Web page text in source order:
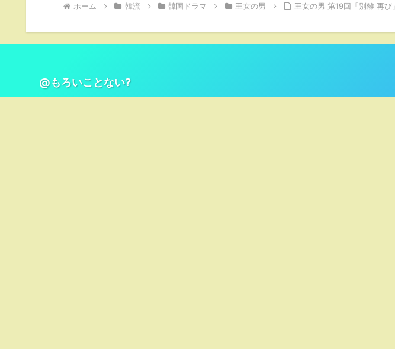
ホーム 韓流 韓国ドラマ 王女の男 王女の男 第19回「別離 再び」
@もろいことない?